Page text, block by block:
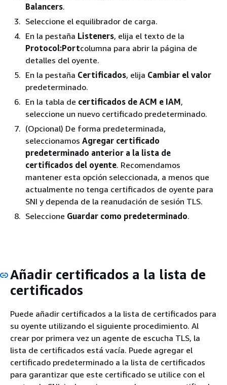
Balancers.
Seleccione el equilibrador de carga.
En la pestaña Listeners, elija el texto de la
Protocol:Portcolumna para abrir la página de
detalles del oyente.
En la pestaña Certificados, elija Cambiar el valor
predeterminado.
En la tabla de certificados de ACM e IAM,
seleccione un nuevo certificado predeterminado.
(Opcional) De forma predeterminada,
seleccionamos Agregar certificado
predeterminado anterior a la lista de
certificados del oyente. Recomendamos
mantener esta opción seleccionada, a menos que
actualmente no tenga certificados de oyente para
SNI y dependa de la reanudación de sesión TLS.
Seleccione Guardar como predeterminado.
Añadir certificados a la lista de
certificados
Puede añadir certificados a la lista de certificados para
su oyente utilizando el siguiente procedimiento. Al
crear por primera vez un agente de escucha TLS, la
lista de certificados está vacía. Puede agregar el
certificado predeterminado a la lista de certificados
para garantizar que este certificado se utilice con el